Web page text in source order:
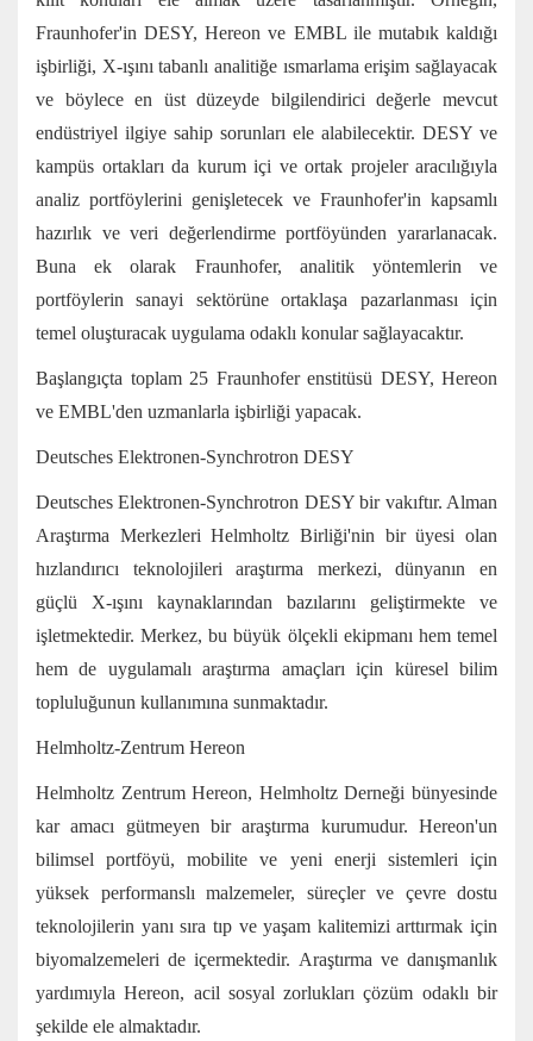
Fraunhofer'in DESY, Hereon ve EMBL ile mutabık kaldığı
işbirliği, X-ışını tabanlı analitiğe ısmarlama erişim sağlayacak
ve böylece en üst düzeyde bilgilendirici değerle mevcut
endüstriyel ilgiye sahip sorunları ele alabilecektir. DESY ve
kampüs ortakları da kurum içi ve ortak projeler aracılığıyla
analiz portföylerini genişletecek ve Fraunhofer'in kapsamlı
hazırlık ve veri değerlendirme portföyünden yararlanacak.
Buna ek olarak Fraunhofer, analitik yöntemlerin ve
portföylerin sanayi sektörüne ortaklaşa pazarlanması için
temel oluşturacak uygulama odaklı konular sağlayacaktır.
Başlangıçta toplam 25 Fraunhofer enstitüsü DESY, Hereon
ve EMBL'den uzmanlarla işbirliği yapacak.
Deutsches Elektronen-Synchrotron DESY
Deutsches Elektronen-Synchrotron DESY bir vakıftır. Alman
Araştırma Merkezleri Helmholtz Birliği'nin bir üyesi olan
hızlandırıcı teknolojileri araştırma merkezi, dünyanın en
güçlü X-ışını kaynaklarından bazılarını geliştirmekte ve
işletmektedir. Merkez, bu büyük ölçekli ekipmanı hem temel
hem de uygulamalı araştırma amaçları için küresel bilim
topluluğunun kullanımına sunmaktadır.
Helmholtz-Zentrum Hereon
Helmholtz Zentrum Hereon, Helmholtz Derneği bünyesinde
kar amacı gütmeyen bir araştırma kurumudur. Hereon'un
bilimsel portföyü, mobilite ve yeni enerji sistemleri için
yüksek performanslı malzemeler, süreçler ve çevre dostu
teknolojilerin yanı sıra tıp ve yaşam kalitemizi arttırmak için
biyomalzemeleri de içermektedir. Araştırma ve danışmanlık
yardımıyla Hereon, acil sosyal zorlukları çözüm odaklı bir
şekilde ele almaktadır.